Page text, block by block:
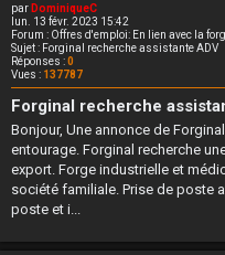
par DominiqueC
lun. 13 févr. 2023 15:42
Forum : Offres d'emploi: En lien avec la
Sujet : Forginal recherche assistante ADV
Réponses :0
Vues : 137787
Forginal recherche
Bonjour, Une annonce de
entourage. Forginal recherche
export. Forge industrielle et
société familiale. Prise de poste
poste et i...